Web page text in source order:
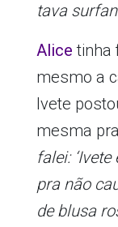
tava
Alice tinha
mesmo a
Ivete
mesma
falei:
pra não
de blusa